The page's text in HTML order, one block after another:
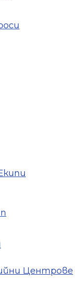
Центрове